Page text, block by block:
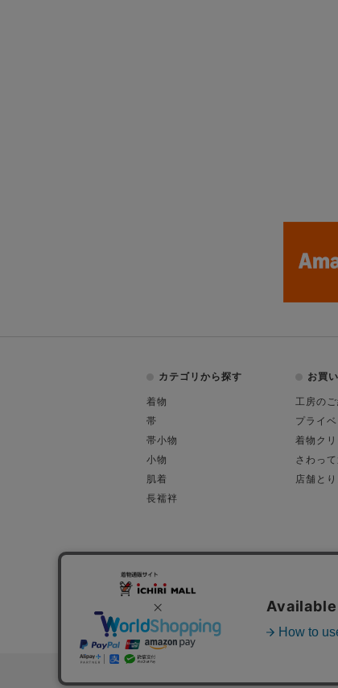
カテゴリから探す
着物
帯
帯小物
小物
肌着
長襦袢
お買
工房の
プライ
着物クリ
さわっ
店舗と